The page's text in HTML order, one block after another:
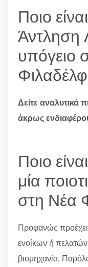
Ποιο
υπόγειο
Δείτε αναλυτικά
άκρως
Ποιο
μία
στη Νέα
Προφανώς
ενοίκων ή
βιομηχανία.